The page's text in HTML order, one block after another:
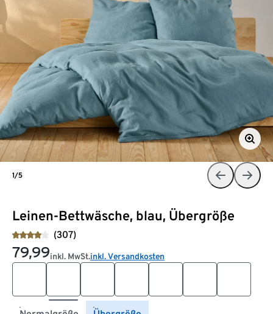
Leinen-Bettwäsche, blau, Übergröße
(307)
79,99inkl. MwSt.inkl. Versandkosten
1/5